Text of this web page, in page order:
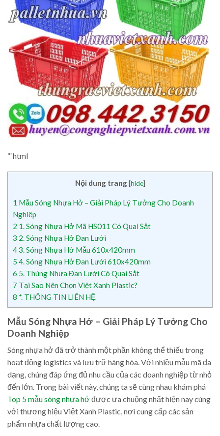
“`html
Nội dung trang [hide]
1 Mẫu Sóng Nhựa Hở – Giải Pháp Lý Tưởng Cho Doanh
Nghiệp
2 1. Sóng Nhựa Hở Mã HS011 Có Quai Sắt
3 2. Sóng Nhựa Hở Đan Lưới
43. Sóng Nhựa Hở Mẫu 610x420mm
5 4. Sóng Nhựa Hở Đan Lưới 610x420mm
6 5. Thùng Nhựa Đan Lưới Có Quai Sắt
7 Tại Sao Nên Chọn Việt Xanh Plastic?
8 *. THÔNG TIN LIÊN HỆ
Mẫu Sóng Nhựa Hở – Giải Pháp Lý Tưởng Cho
Doanh Nghiệp
Sóng nhựa hở đã trở thành một phần không thể thiếu trong
hoạt động logistics và lưu trữ hàng hóa. Với nhiều mẫu mã đa
dạng, chúng đáp ứng đủ nhu cầu của các doanh nghiệp từ nhỏ
đến lớn. Trong bài viết này, chúng ta sẽ cùng nhau khám phá
Top 5 mẫu sóng nhựa hở được ưa chuộng nhất hiện nay cùng
với thương hiệu Việt Xanh Plastic, nơi cung cấp các sản
phẩm nhựa chất lượng cao.